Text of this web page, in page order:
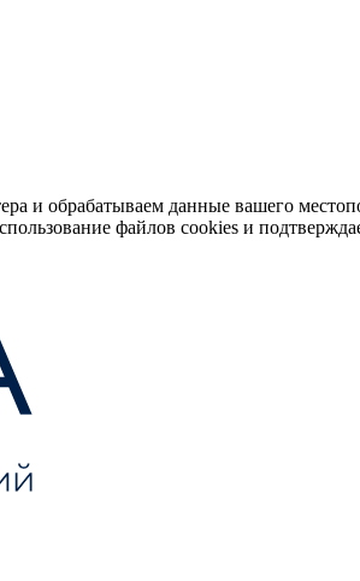
и обрабатываем данные вашего
файлов cookies и